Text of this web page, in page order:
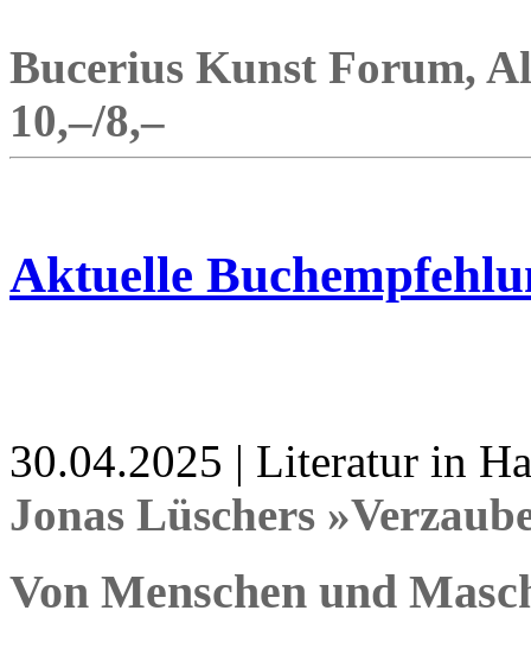
Bucerius Kunst Forum,
10,–/8,–
Aktuelle
30.04.2025 | Literatur in
Jonas Lüschers
Von Menschen und